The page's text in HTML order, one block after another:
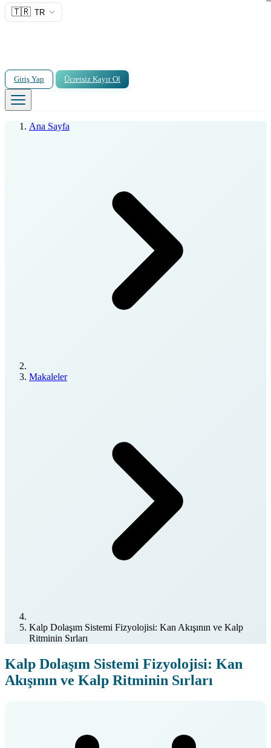
🇹🇷 TR
Giriş Yap Ücretsiz Kayıt Ol
Ana Sayfa
Makaleler
Kalp Dolaşım Sistemi Fizyolojisi: Kan Akışının ve Kalp
Ritminin Sırları
Kalp Dolaşım Sistemi Fizyolojisi: Kan
Akışının ve Kalp Ritminin Sırları